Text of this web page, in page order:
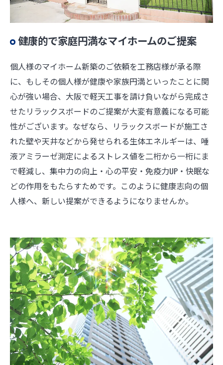
健康的で家庭円満なマイホームのご提案
個人様のマイホーム新築のご依頼を工務店様が承る際
に、もしその個人様が健康や家族円満といったことに関
心が強い場合、大阪で軽天工事を請け負いながら完成さ
せたリラックスボードのご提案が大変有意義になる可能
性がございます。なぜなら、リラックスボードが施工さ
れた壁や天井などから発せられる生体エネルギーは、唾
液アミラーゼ測定によるストレス値を二桁から一桁にま
で軽減し、集中力の向上・心の平安・免疫力UP・快眠な
どの作用をもたらすためです。このように健康志向の個
人様へ、新しい提案ができるようになりませんか。